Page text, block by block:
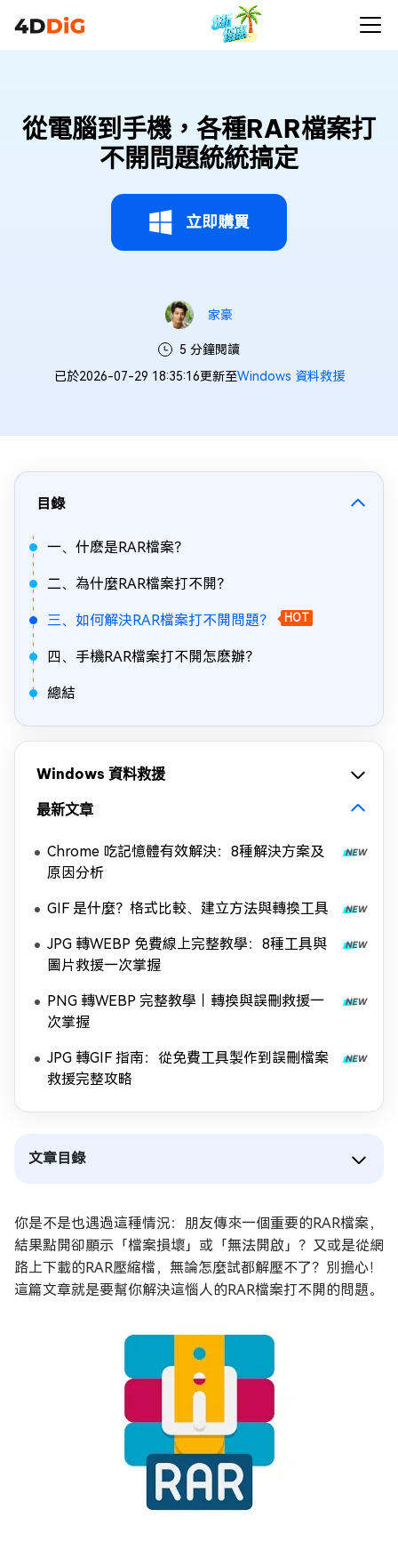
從電腦到手機，各種RAR檔案打
不開問題統統搞定
立即購買
家豪
5 分鐘閱讀
已於2026-07-29 18:35:16更新至Windows 資料救援
目錄
一、什麽是RAR檔案？
二、為什麼RAR檔案打不開？
三、如何解決RAR檔案打不開問題？ HOT
四、手機RAR檔案打不開怎麽辦？
總結
Windows 資料救援
最新文章
Chrome 吃記憶體有效解決：8種解決方案及
原因分析
GIF 是什麼？格式比較、建立方法與轉換工具
JPG 轉WEBP 免費線上完整教學：8種工具與
圖片救援一次掌握
PNG 轉WEBP 完整教學｜轉換與誤刪救援一
次掌握
JPG 轉GIF 指南：從免費工具製作到誤刪檔案
救援完整攻略
文章目錄
你是不是也遇過這種情況：朋友傳來一個重要的RAR檔案，
結果點開卻顯示「檔案損壞」或「無法開啟」？又或是從網
路上下載的RAR壓縮檔，無論怎麼試都解壓不了？別擔心！
這篇文章就是要幫你解決這惱人的RAR檔案打不開的問題。